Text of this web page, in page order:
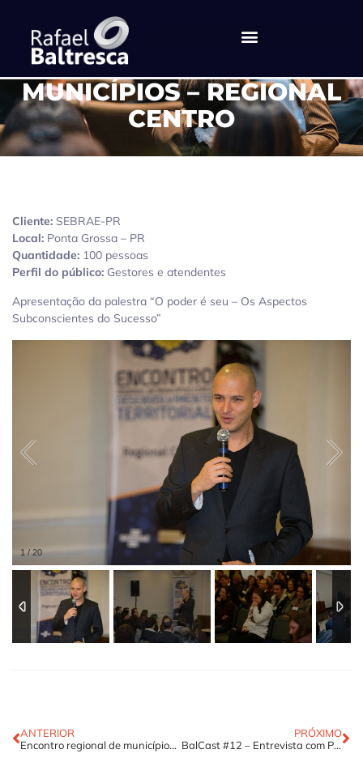
ENCONTRO REGIONAL DE
MUNICÍPIOS – REGIONAL
CENTRO
Cliente: SEBRAE-PR
Local: Ponta Grossa – PR
Quantidade: 100 pessoas
Perfil do público: Gestores e atendentes
Apresentação da palestra “O poder é seu – Os Aspectos
Subconscientes do Sucesso”
1 / 20
ANTERIOR
Encontro regional de municípios – Regional Leste
PRÓXIMO
BalCast #12 – Entrevista com Pyong